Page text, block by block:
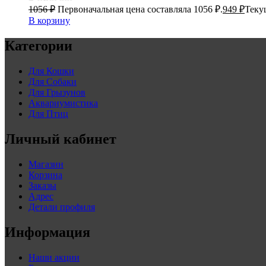
1056₽ Первоначальная цена составляла 1056 ₽.949 ₽
В корзину
Категории
Для Кошки
Для Собаки
Для Грызунов
Аквариумистика
Для Птиц
Личный кабинет
Магазин
Корзина
Заказы
Адрес
Детали профиля
Информация
Наши акции